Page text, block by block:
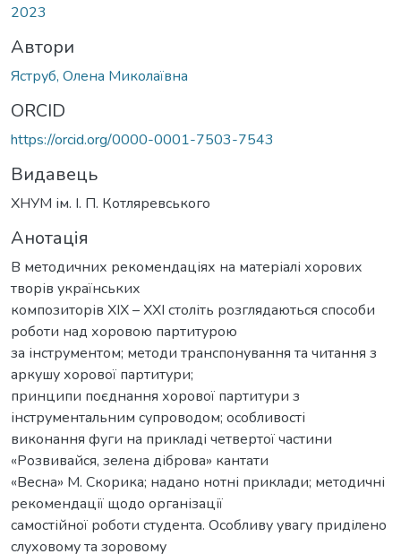
2023
Автори
Яструб, Олена Миколаївна
ORCID
https://orcid.org/0000-0001-7503-7543
Видавець
ХНУМ ім. І. П. Котляревського
Анотація
В методичних рекомендаціях на матеріалі хорових
творів українських
композиторів ХІХ – ХХІ століть розглядаються способи
роботи над хоровою партитурою
за інструментом; методи транспонування та читання з
аркушу хорової партитури;
принципи поєднання хорової партитури з
інструментальним супроводом; особливості
виконання фуги на прикладі четвертої частини
«Розвивайся, зелена діброва» кантати
«Весна» М. Скорика; надано нотні приклади; методичні
рекомендації щодо організації
самостійної роботи студента. Особливу увагу приділено
слуховому та зоровому